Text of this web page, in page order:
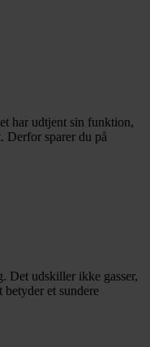
har udtjent sin funktion,
Derfor sparer du på
Det udskiller ikke gasser,
et sundere